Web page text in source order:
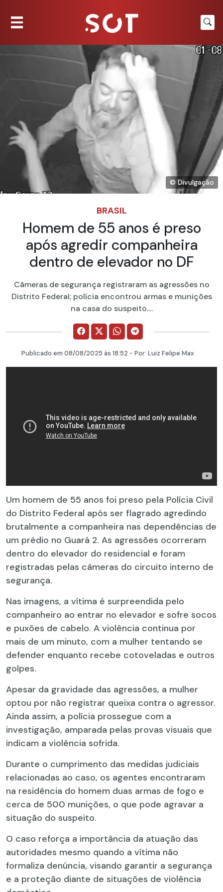
© Divulgação
BRASIL
Homem de 55 anos é preso
após agredir companheira
dentro de elevador no DF
Câmeras de segurança registraram as agressões no
Distrito Federal; polícia encontrou armas e munições
na casa do suspeito....
Publicado em 08/08/2025 às 18:52 - Por: Luiz Felipe Max
Um homem de 55 anos foi preso pela Polícia Civil
do Distrito Federal após ser flagrado agredindo
brutalmente a companheira nas dependências de
um prédio no Guará 2. As agressões ocorreram
dentro do elevador do residencial e foram
registradas pelas câmeras do circuito interno de
segurança.
Nas imagens, a vítima é surpreendida pelo
companheiro ao entrar no elevador e sofre socos
e puxões de cabelo. A violência continua por
mais de um minuto, com a mulher tentando se
defender enquanto recebe cotoveladas e outros
golpes.
Apesar da gravidade das agressões, a mulher
optou por não registrar queixa contra o agressor.
Ainda assim, a polícia prossegue com a
investigação, amparada pelas provas visuais que
indicam a violência sofrida.
Durante o cumprimento das medidas judiciais
relacionadas ao caso, os agentes encontraram
na residência do homem duas armas de fogo e
cerca de 500 munições, o que pode agravar a
situação do suspeito.
O caso reforça a importância da atuação das
autoridades mesmo quando a vítima não
formaliza denúncia, visando garantir a segurança
e a proteção diante de situações de violência